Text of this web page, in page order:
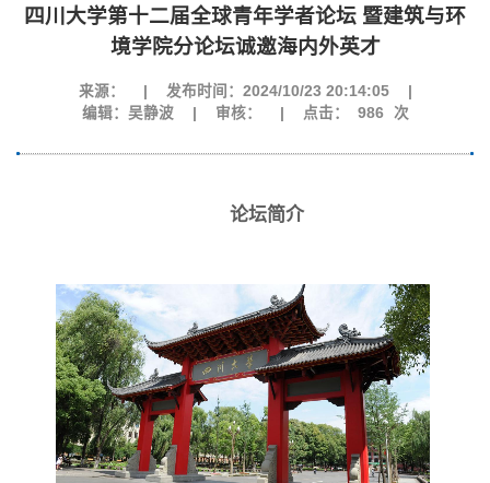
四川大学第十二届全球青年学者论坛 暨建筑与环
境学院分论坛诚邀海内外英才
来源： 发布时间：2024/10/23 20:14:05
编辑：吴静波
审核： 点击： 986 次
论坛简介